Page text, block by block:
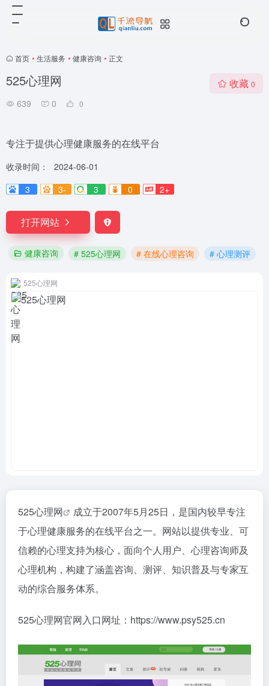
首页 • 生活服务 • 健康咨询 • 正文
525心理网
639 0 0
收藏 0
专注于提供心理健康服务的在线平台
收录时间：
2024-06-01
3
3- 3 0 2+
打开网站
健康咨询 # 525心理网 # 在线心理咨询 # 心理测评
525心理网
525心理网
成立于2007年5月25日，是国内较早专注
于心理健康服务的在线平台之一。网站以提供专业、可
信赖的心理支持为核心，面向个人用户、心理咨询师及
心理机构，构建了涵盖咨询、测评、知识普及与专家互
动的综合服务体系。
525心理网官网入口网址：https://www.psy525.cn